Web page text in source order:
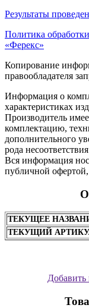
Результаты
Политика
«Ферекс»
Копирование
правообладателя
Информация о
характеристиках
Производитель
комплектацию,
дополнительного
рода
Вся информация
публичной
ТЕКУЩЕЕ
ТЕКУЩИЙ
Добавить